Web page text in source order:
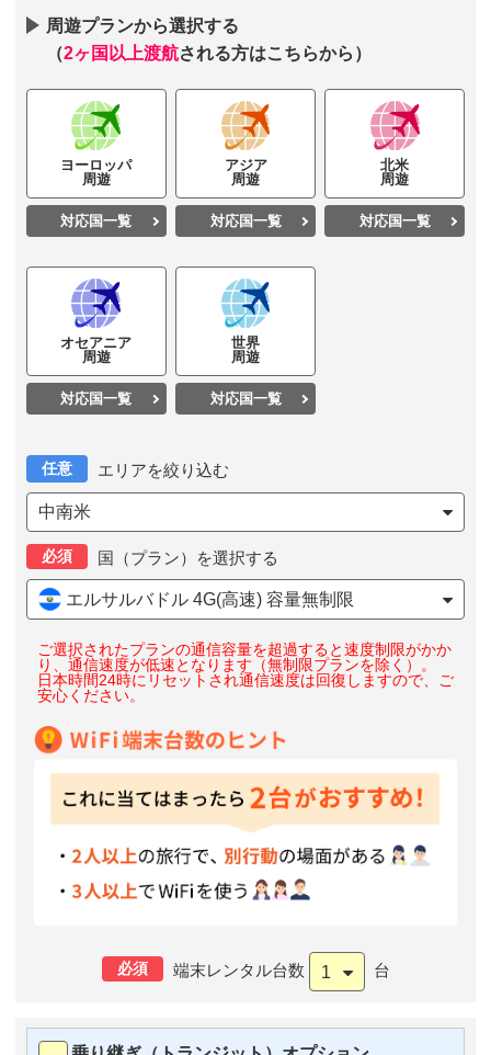
周遊プランから選択する
（2ヶ国以上渡航される方はこちらから）
ヨーロッパ
周遊
対応国一覧
アジア
周遊
対応国一覧
北米
周遊
対応国一覧
オセアニア
周遊
対応国一覧
世界
周遊
対応国一覧
任意 エリアを絞り込む
中南米
必須 国（プラン）を選択する
エルサルバドル 4G(高速) 容量無制限
ご選択されたプランの通信容量を超過すると速度制限がかか
り、通信速度が低速となります（無制限プランを除く）。
日本時間24時にリセットされ通信速度は回復しますので、ご
安心ください。
必須 端末レンタル台数 1 台